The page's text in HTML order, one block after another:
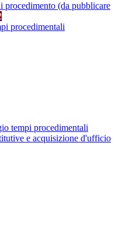
procedimento (da pubblicare
procedimentali
tempi procedimentali
e acquisizione d'ufficio